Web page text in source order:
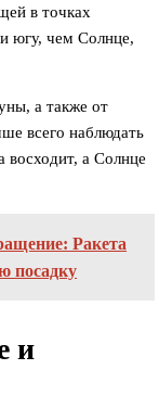
в точках
югу, чем Солнце,
а также от
всего наблюдать
восходит, а Солнце
Ракета
посадку
и